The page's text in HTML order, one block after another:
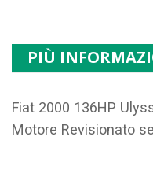
PIÙ
Fiat 2000 136HP
Motore Revisionato